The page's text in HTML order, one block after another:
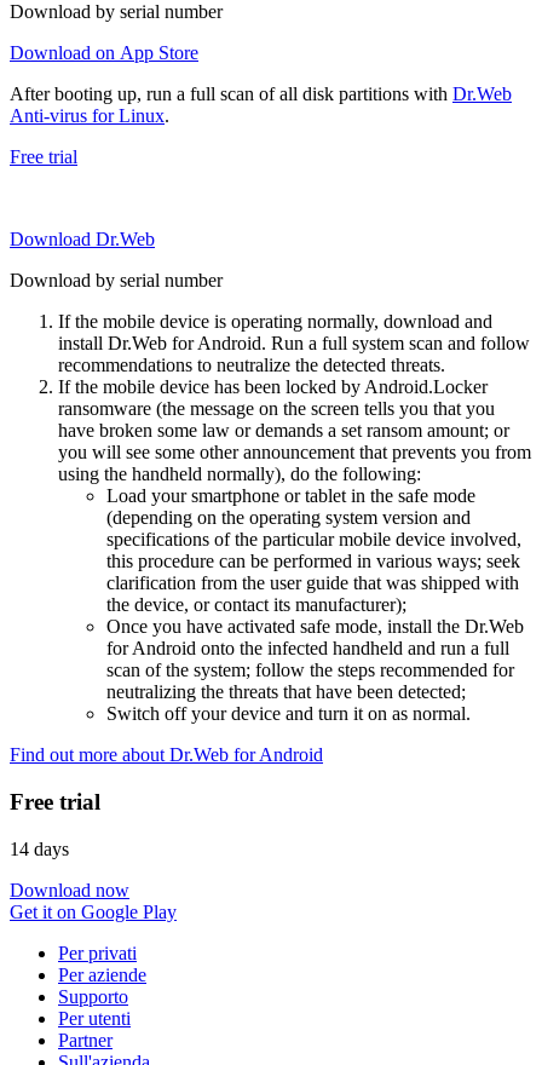
Download by serial number
Download on App Store
After booting up, run a full scan of all disk partitions with Dr.Web
Anti-virus for Linux.
Free trial
Download Dr.Web
Download by serial number
If the mobile device is operating normally, download and
install Dr.Web for Android. Run a full system scan and follow
recommendations to neutralize the detected threats.
If the mobile device has been locked by Android.Locker
ransomware (the message on the screen tells you that you
have broken some law or demands a set ransom amount; or
you will see some other announcement that prevents you from
using the handheld normally), do the following:
Load your smartphone or tablet in the safe mode
(depending on the operating system version and
specifications of the particular mobile device involved,
this procedure can be performed in various ways; seek
clarification from the user guide that was shipped with
the device, or contact its manufacturer);
Once you have activated safe mode, install the Dr.Web
for Android onto the infected handheld and run a full
scan of the system; follow the steps recommended for
neutralizing the threats that have been detected;
Switch off your device and turn it on as normal.
Find out more about Dr.Web for Android
Free trial
14 days
Download now
Get it on Google Play
Per privati
Per aziende
Supporto
Per utenti
Partner